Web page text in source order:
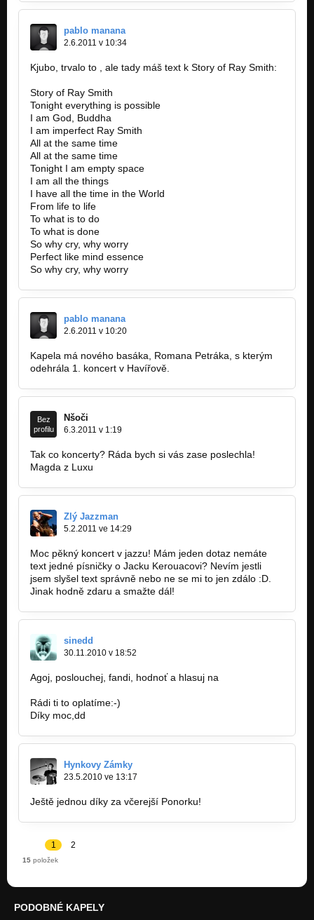
pablo manana
2.6.2011 v 10:34
Kjubo, trvalo to , ale tady máš text k Story of Ray Smith:
Story of Ray Smith
Tonight everything is possible
I am God, Buddha
I am imperfect Ray Smith
All at the same time
All at the same time
Tonight I am empty space
I am all the things
I have all the time in the World
From life to life
To what is to do
To what is done
So why cry, why worry
Perfect like mind essence
So why cry, why worry
pablo manana
2.6.2011 v 10:20
Kapela má nového basáka, Romana Petráka, s kterým
odehrála 1. koncert v Havířově.
Bez
profilu
Nšoči
6.3.2011 v 1:19
Tak co koncerty? Ráda bych si vás zase poslechla!
Magda z Luxu
Zlý Jazzman
5.2.2011 ve 14:29
Moc pěkný koncert v jazzu! Mám jeden dotaz nemáte
text jedné písničky o Jacku Kerouacovi? Nevím jestli
jsem slyšel text správně nebo ne se mi to jen zdálo :D.
Jinak hodně zdaru a smažte dál!
sinedd
30.11.2010 v 18:52
Agoj, poslouchej, fandi, hodnoť a hlasuj na
Rádi ti to oplatíme:-)
Díky moc,dd
Hynkovy Zámky
23.5.2010 ve 13:17
Ještě jednou díky za včerejší Ponorku!
1 2
15 položek
PODOBNÉ KAPELY